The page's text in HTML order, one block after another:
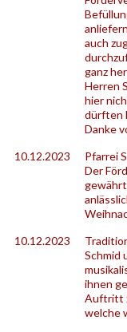
auch
ganz
Herren
hier
dürften
Danke
10.12.2023
Pfarrei
Der
10.12.2023
Schmid
ihnen
Auftritt
welche